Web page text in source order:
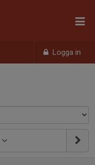
Logga in